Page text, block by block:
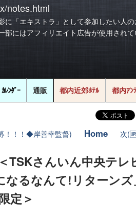
notes.html
に「エキストラ」として参加したい人
部にはアフィリエイト広告が使用されて
ｶﾚﾝﾀﾞｰ 通販 都内近郊ﾎﾃﾙ 都内ｱﾝ
！！！◆岸善幸監督)
Home 次
TSKさんいん中央テレ
なるなんて!リターンズ
定＞